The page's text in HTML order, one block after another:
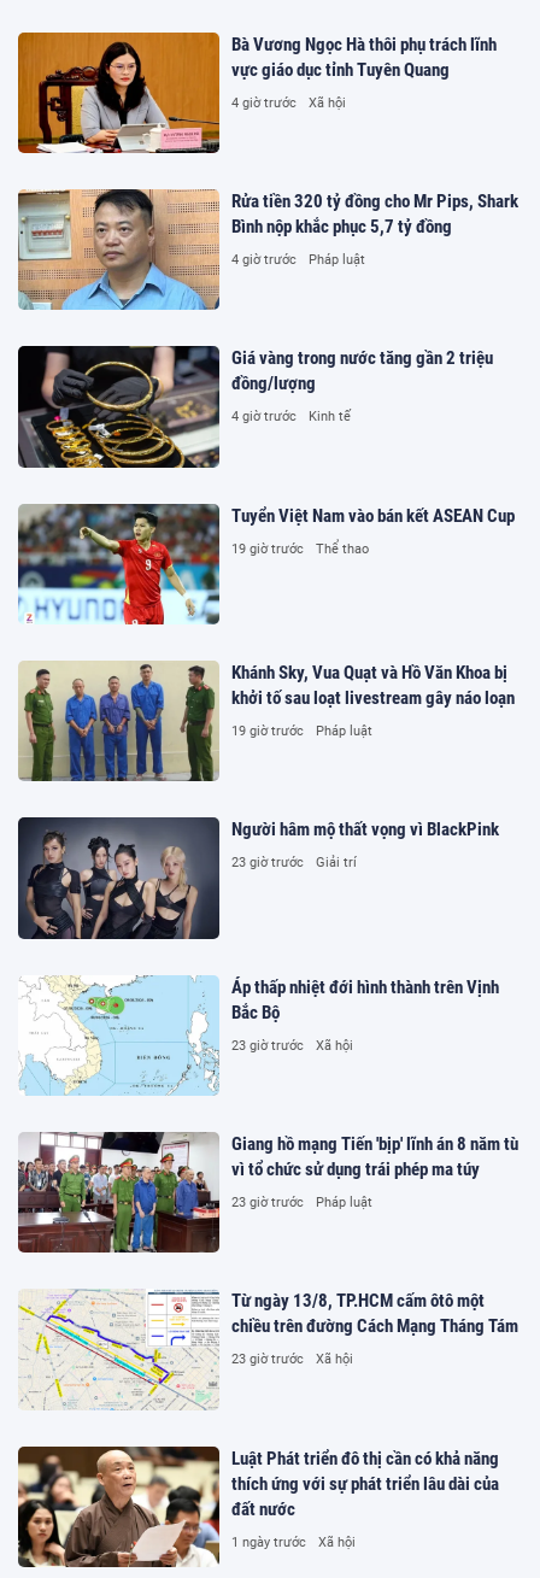
Bà Vương Ngọc Hà thôi phụ trách lĩnh
vực giáo dục tỉnh Tuyên Quang
4 giờ trước Xã hội
Rửa tiền 320 tỷ đồng cho Mr Pips, Shark
Bình nộp khắc phục 5,7 tỷ đồng
4 giờ trước Pháp luật
Giá vàng trong nước tăng gần 2 triệu
đồng/lượng
4 giờ trước Kinh tế
Tuyển Việt Nam vào bán kết ASEAN Cup
19 giờ trước Thể thao
Khánh Sky, Vua Quạt và Hồ Văn Khoa bị
khởi tố sau loạt livestream gây náo loạn
19 giờ trước Pháp luật
Người hâm mộ thất vọng vì BlackPink
23 giờ trước Giải trí
Áp thấp nhiệt đới hình thành trên Vịnh
Bắc Bộ
23 giờ trước Xã hội
Giang hồ mạng Tiến 'bịp' lĩnh án 8 năm tù
vì tổ chức sử dụng trái phép ma túy
23 giờ trước Pháp luật
Từ ngày 13/8, TP.HCM cấm ôtô một
chiều trên đường Cách Mạng Tháng Tám
23 giờ trước Xã hội
Luật Phát triển đô thị cần có khả năng
thích ứng với sự phát triển lâu dài của
đất nước
1 ngày trước Xã hội